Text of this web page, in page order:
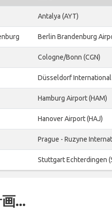
Antalya (AYT)
Berlin Brandenburg
Cologne/Bonn (CGN)
Düsseldorf International
Hamburg Airport (HAM)
Hanover Airport (HAJ)
Prague - Ruzyne
Stuttgart Echterdingen
...